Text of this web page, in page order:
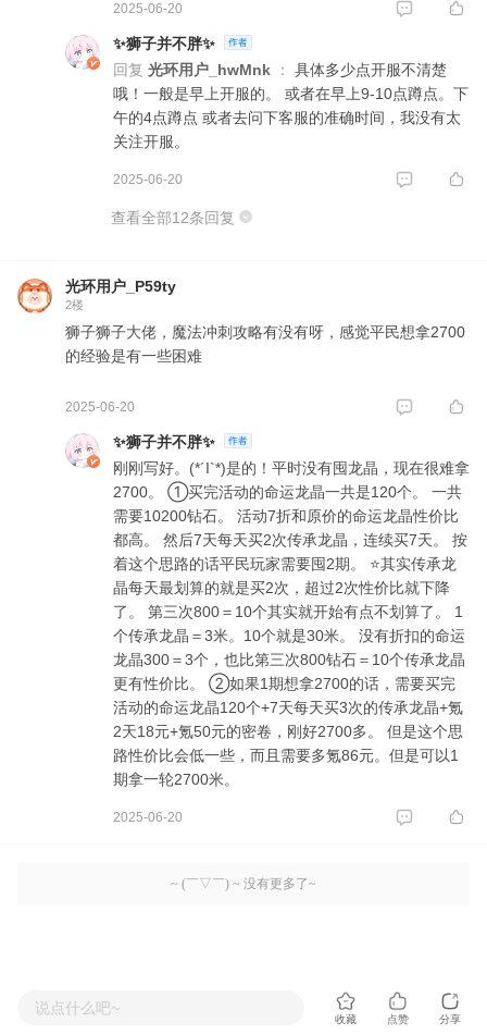
2025-06-20
✨狮子并不胖✨
回复 光环用户_hwMnk ： 具体多少点开服不清楚
哦！一般是早上开服的。 或者在早上9-10点蹲点。下
午的4点蹲点 或者去问下客服的准确时间，我没有太
关注开服。
2025-06-20
查看全部12条回复
光环用户_P59ty
2楼
狮子狮子大佬，魔法冲刺攻略有没有呀，感觉平民想拿2700
的经验是有一些困难
2025-06-20
✨狮子并不胖✨
刚刚写好。(*´I`*)是的！平时没有囤龙晶，现在很难拿
2700。 ①买完活动的命运龙晶一共是120个。 一共
需要10200钻石。 活动7折和原价的命运龙晶性价比
都高。 然后7天每天买2次传承龙晶，连续买7天。 按
着这个思路的话平民玩家需要囤2期。 ⭐其实传承龙
晶每天最划算的就是买2次，超过2次性价比就下降
了。 第三次800＝10个其实就开始有点不划算了。 1
个传承龙晶＝3米。10个就是30米。 没有折扣的命运
龙晶300＝3个，也比第三次800钻石＝10个传承龙晶
更有性价比。 ②如果1期想拿2700的话，需要买完
活动的命运龙晶120个+7天每天买3次的传承龙晶+氪
2天18元+氪50元的密卷，刚好2700多。 但是这个思
路性价比会低一些，而且需要多氪86元。但是可以1
期拿一轮2700米。
2025-06-20
~ (￣▽￣) ~ 没有更多了~
说点什么吧~
收藏 点赞 分享